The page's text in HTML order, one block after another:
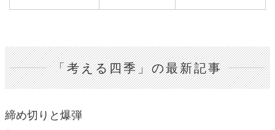
「考える四季」の最新記事
締め切りと爆弾